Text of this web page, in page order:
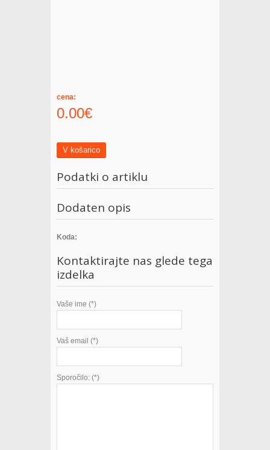
cena:
0.00€
V košarico
Podatki o artiklu
Dodaten opis
Koda:
Kontaktirajte nas glede tega
izdelka
Vaše ime (*)
Vaš email (*)
Sporočilo: (*)